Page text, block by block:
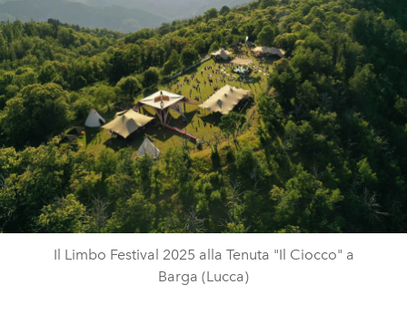
Il Limbo Festival 2025 alla Tenuta "Il Ciocco" a
Barga (Lucca)